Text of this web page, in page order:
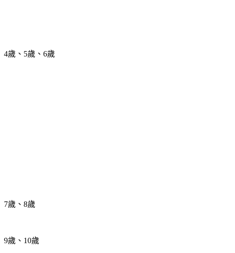
4歲、5歲、6歲
7歲、8歲
9歲、10歲